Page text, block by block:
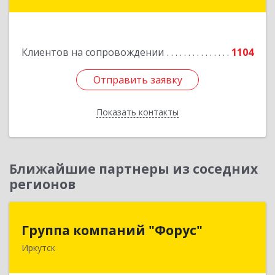
Клиентов на сопровождении 1104
Отправить заявку
Показать контакты
Отправить заявку
Назад
Ближайшие партнеры из соседних
регионов
Группа компаний "Форус"
Иркутск
Группа компаний "Форус"
664007, Иркутская обл, Иркутск г, Ямская ул,